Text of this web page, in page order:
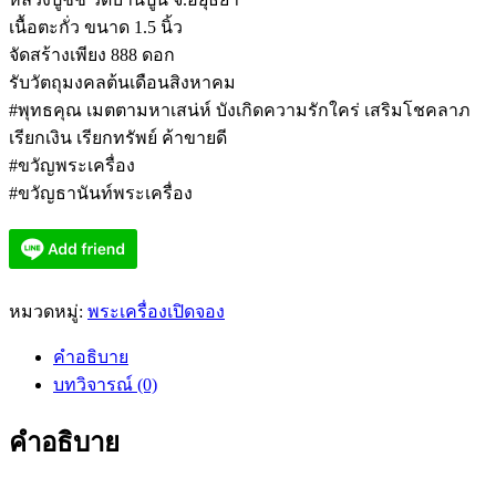
เนื้อตะกั่ว​ ขนาด​ 1.5​ นิ้ว
จัดสร้างเพียง​ 888​ ดอก
รับวัตถุมงคล​ต้นเดือนสิงหาคม
#​พุทธคุณ​ เมตตา​มหา​เสน่ห์​ บังเกิด​ความรักใคร่​ เสริมโชคลาภ​
เรียกเงิน​ เรียก​ทรัพย์​ ค้าขาย​ดี
#ขวัญพระเครื่อง
#ขวัญธานันท์พระเครื่อง
หมวดหมู่: พระเครื่องเปิดจอง
คำอธิบาย
บทวิจารณ์ (0)
คำอธิบาย